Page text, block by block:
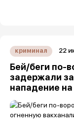
криминал 22
Бей/беги по-
задержали
нападение